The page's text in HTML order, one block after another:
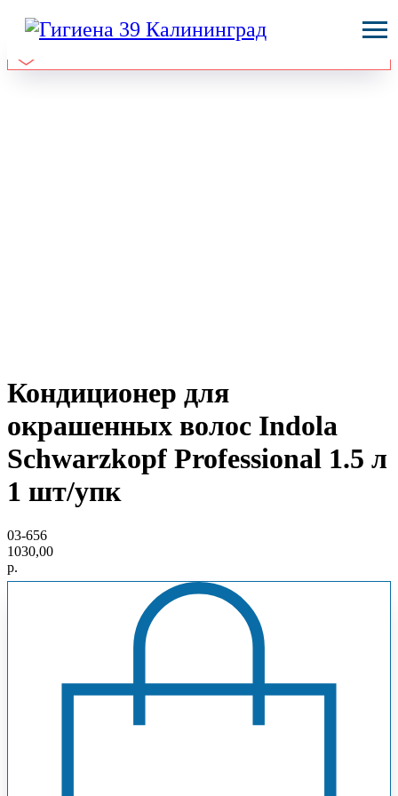
Кондиционер для
окрашенных волос Indola
Schwarzkopf Professional 1.5 л
1 шт/упк
03-656
1030,00
р.